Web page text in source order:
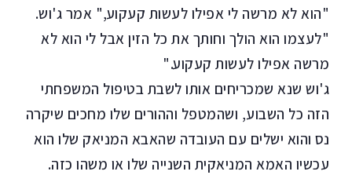
"הוא לא מרשה לי אפילו לעשות קעקוע," אמר ג'וש.
"לעצמו הוא הולך וחותך את כל הזין אבל לי הוא לא
מרשה אפילו לעשות קעקוע."
ג'וש שנא שמכריחים אותו לשבת בטיפול המשפחתי
הזה כל השבוע, ושהמטפל וההורים שלו מחכים שיקרה
נס והוא ישלים עם העובדה שהאבא המניאק שלו הוא
עכשיו האמא המניאקית השנייה שלו או משהו כזה.